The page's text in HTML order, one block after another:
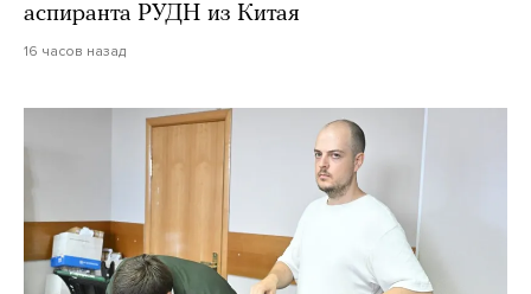
аспиранта РУДН из Китая
16 часов назад